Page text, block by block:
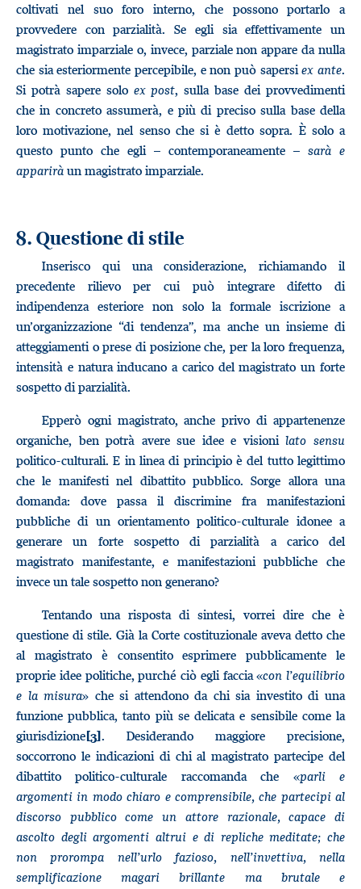
coltivati nel suo foro interno, che possono portarlo a
provvedere con parzialità. Se egli sia effettivamente un
magistrato imparziale o, invece, parziale non appare da nulla
che sia esteriormente percepibile, e non può sapersiex ante.
Si potrà sapere solo ex post, sulla base dei provvedimenti
che in concreto assumerà, e più di preciso sulla base della
loro motivazione, nel senso che si è detto sopra. È solo a
questo punto che egli – contemporaneamente – sarà e
apparirà un magistrato imparziale.
8. Questione di stile
Inserisco qui una considerazione, richiamando il
precedente rilievo per cui può integrare difetto di
indipendenza esteriore non solo la formale iscrizione a
un’organizzazione “di tendenza”, ma anche un insieme di
atteggiamenti o prese di posizione che, per la loro frequenza,
intensità e natura inducano a carico del magistrato un forte
sospetto di parzialità.
Epperò ogni magistrato, anche privo di appartenenze
organiche, ben potrà avere sue idee e visionilato sensu
politico-culturali. E in linea di principio è del tutto legittimo
che le manifesti nel dibattito pubblico. Sorge allora una
domanda: dove passa il discrimine fra manifestazioni
pubbliche di un orientamento politico-culturale idonee a
generare un forte sospetto di parzialità a carico del
magistrato manifestante, e manifestazioni pubbliche che
invece un tale sospetto non generano?
Tentando una risposta di sintesi, vorrei dire che è
questione di stile. Già la Corte costituzionale aveva detto che
al magistrato è consentito esprimere pubblicamente le
proprie idee politiche, purché ciò egli faccia «con l’equilibrio
e la misura» che si attendono da chi sia investito di una
funzione pubblica, tanto più se delicata e sensibile come la
giurisdizione[3]. Desiderando maggiore precisione,
soccorrono le indicazioni di chi al magistrato partecipe del
dibattito politico-culturale raccomanda che «parli e
argomenti in modo chiaro e comprensibile, che partecipi al
discorso pubblico come un attore razionale, capace di
ascolto degli argomenti altrui e di repliche meditate; che
non prorompa nell’urlo fazioso, nell’invettiva, nella
semplificazione magari brillante ma brutale e